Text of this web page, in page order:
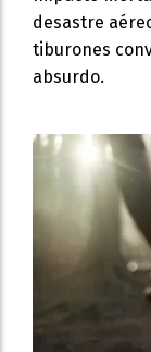
desastre
tiburones
absurdo.